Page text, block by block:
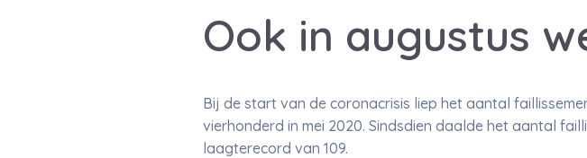
Ook in augustus
Bij de start van de coronacrisis liep het aantal
vierhonderd in mei 2020. Sindsdien daalde het aantal
laagterecord van 109.